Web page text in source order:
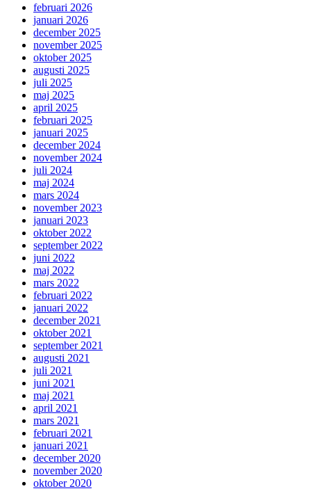
februari 2026
januari 2026
december 2025
november 2025
oktober 2025
augusti 2025
juli 2025
maj 2025
april 2025
februari 2025
januari 2025
december 2024
november 2024
juli 2024
maj 2024
mars 2024
november 2023
januari 2023
oktober 2022
september 2022
juni 2022
maj 2022
mars 2022
februari 2022
januari 2022
december 2021
oktober 2021
september 2021
augusti 2021
juli 2021
juni 2021
maj 2021
april 2021
mars 2021
februari 2021
januari 2021
december 2020
november 2020
oktober 2020